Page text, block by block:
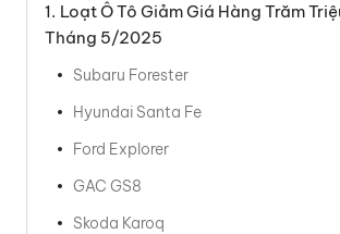
Loạt Ô Tô Giảm Giá Hàng Trăm
Tháng 5/2025
Subaru Forester
Hyundai Santa Fe
Ford Explorer
GAC GS8
Skoda Karoq